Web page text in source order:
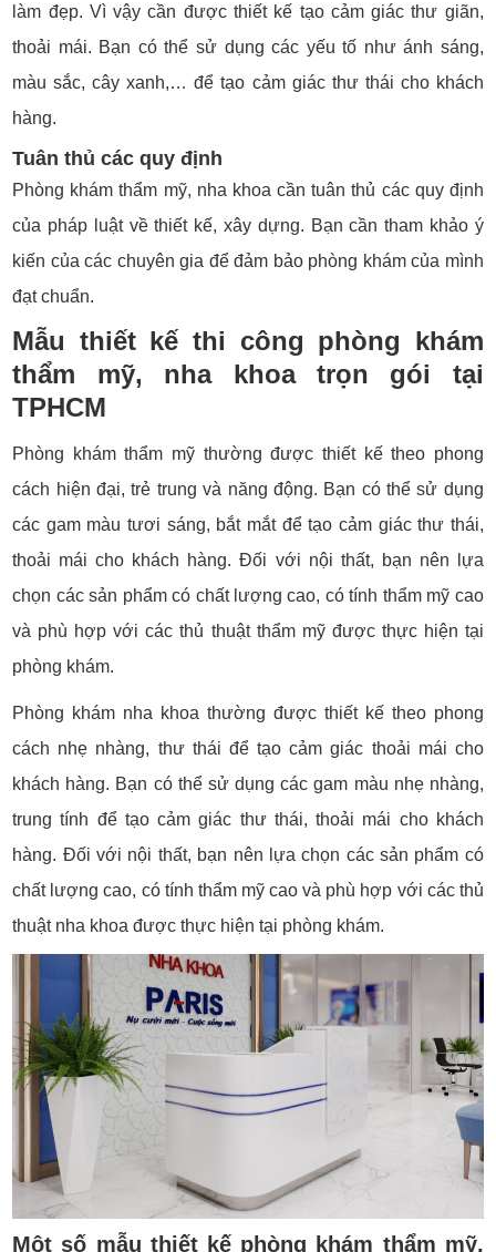
làm đẹp. Vì vậy cần được thiết kế tạo cảm giác thư giãn,
thoải mái. Bạn có thể sử dụng các yếu tố như ánh sáng,
màu sắc, cây xanh,… để tạo cảm giác thư thái cho khách
hàng.
Tuân thủ các quy định
Phòng khám thẩm mỹ, nha khoa cần tuân thủ các quy định
của pháp luật về thiết kế, xây dựng. Bạn cần tham khảo ý
kiến của các chuyên gia để đảm bảo phòng khám của mình
đạt chuẩn.
Mẫu thiết kế thi công phòng khám
thẩm mỹ, nha khoa trọn gói tại
TPHCM
Phòng khám thẩm mỹ thường được thiết kế theo phong
cách hiện đại, trẻ trung và năng động. Bạn có thể sử dụng
các gam màu tươi sáng, bắt mắt để tạo cảm giác thư thái,
thoải mái cho khách hàng. Đối với nội thất, bạn nên lựa
chọn các sản phẩm có chất lượng cao, có tính thẩm mỹ cao
và phù hợp với các thủ thuật thẩm mỹ được thực hiện tại
phòng khám.
Phòng khám nha khoa thường được thiết kế theo phong
cách nhẹ nhàng, thư thái để tạo cảm giác thoải mái cho
khách hàng. Bạn có thể sử dụng các gam màu nhẹ nhàng,
trung tính để tạo cảm giác thư thái, thoải mái cho khách
hàng. Đối với nội thất, bạn nên lựa chọn các sản phẩm có
chất lượng cao, có tính thẩm mỹ cao và phù hợp với các thủ
thuật nha khoa được thực hiện tại phòng khám.
Một số mẫu thiết kế phòng khám thẩm mỹ,